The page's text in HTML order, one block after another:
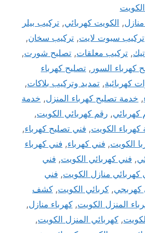
, الكويت كهربائي,تركيب بيلر
تركيب سبوت لايت, تركيب سخان,
, تركيب معلقات, تصليح شورت,
كهرباء السور , تصليح كهرباء
كهربائية, تمديد وتركيب بلاكات,
, خدمة تصليح كهرباء المنزل, خدمة
كهربائي, رقم كهربائي الكويت,
كهرباء الكويت, فني تصليح كهرباء,
الكويت, فني كهرباء, فني كهرباء
, فني كهربائي الكويت, فني
كهربائي منازل الكويت, فني
كهربجي, كربائي الكويت, كشف
المنزل الكويت, كهرباء منازل,
, كهربائي المنزل الكويت,